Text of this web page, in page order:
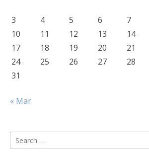
3
4 5 6 7
10
11 12 13 14
17
18 19 20 21
24
25 26 27 28
31
« Mar
Search
for: